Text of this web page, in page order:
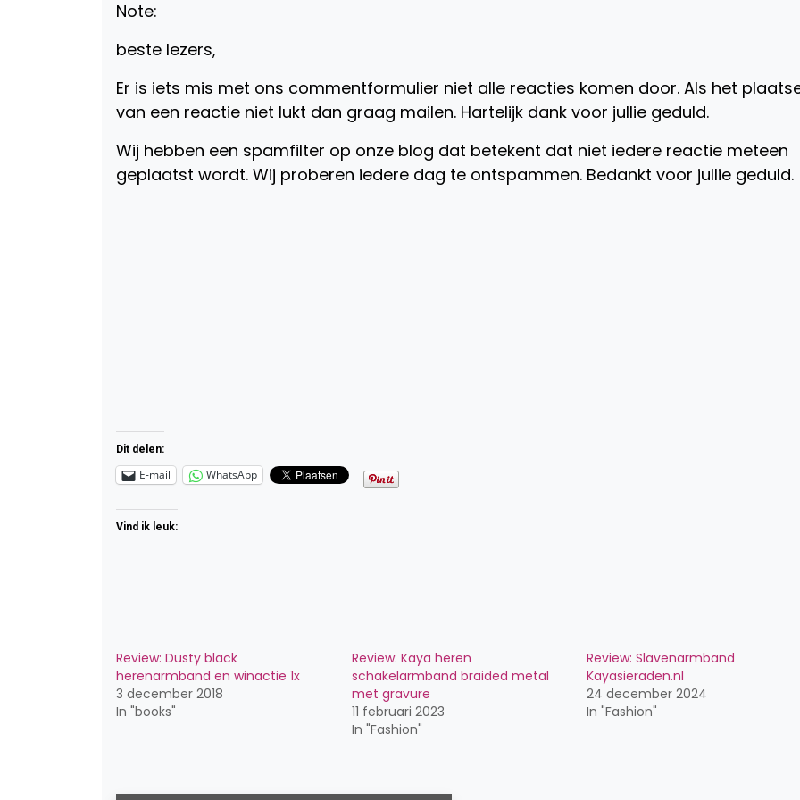
Note:
beste lezers,
Er is iets mis met ons commentformulier niet alle reacties komen door. Als het
van een reactie niet lukt dan graag mailen. Hartelijk dank voor jullie geduld.
Wij hebben een spamfilter op onze blog dat betekent dat niet iedere reactie meteen
geplaatst wordt. Wij proberen iedere dag te ontspammen. Bedankt voor jullie geduld.
Dit delen:
E-mail WhatsApp
Vind ik leuk:
Review: Dusty black
herenarmband en winactie 1x
3 december 2018
In "books"
Review: Kaya heren
schakelarmband braided metal
met gravure
11 februari 2023
In "Fashion"
Review: Slavenarmband
Kayasieraden.nl
24 december 2024
In "Fashion"